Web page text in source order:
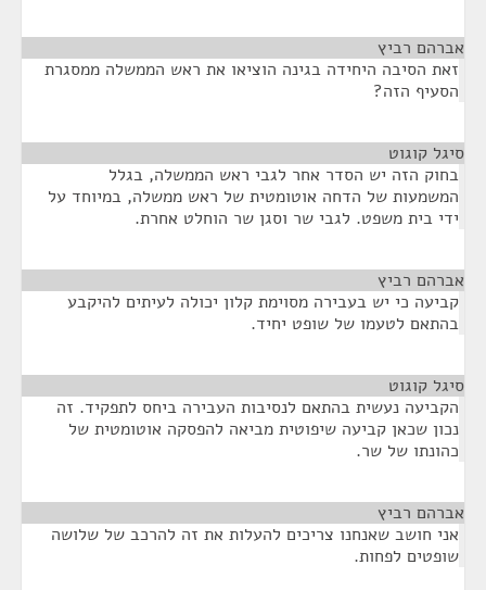
אברהם רביץ
זאת הסיבה היחידה בגינה הוציאו את ראש הממשלה ממסגרת
הסעיף הזה?
סיגל קוגוט
בחוק הזה יש הסדר אחר לגבי ראש הממשלה, בגלל
המשמעות של הדחה אוטומטית של ראש ממשלה, במיוחד על
ידי בית משפט. לגבי שר וסגן שר הוחלט אחרת.
אברהם רביץ
קביעה כי יש בעבירה מסוימת קלון יכולה לעיתים להיקבע
בהתאם לטעמו של שופט יחיד.
סיגל קוגוט
הקביעה נעשית בהתאם לנסיבות העבירה ביחס לתפקיד. זה
נכון שכאן קביעה שיפוטית מביאה להפסקה אוטומטית של
כהונתו של שר.
אברהם רביץ
אני חושב שאנחנו צריכים להעלות את זה להרכב של שלושה
שופטים לפחות.